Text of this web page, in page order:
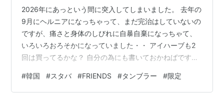
2026年にあっという間に突入してしまいました。 去年の
9月にヘルニアになっちゃって、まだ完治はしていないの
ですが、痛さと身体のしびれに自暴自棄になっちゃて、
いろいろおろそかになっていました・・ アイハーブも2
回は買ってるかな？ 自分の為にも書いておかねばです
とのコラボタンブラーが韓国のスターバックスコーヒー
で販売する！っていう情報をインスタで知って・・。 も
#韓国 #スタバ #FRIENDS #タンブラー #限定